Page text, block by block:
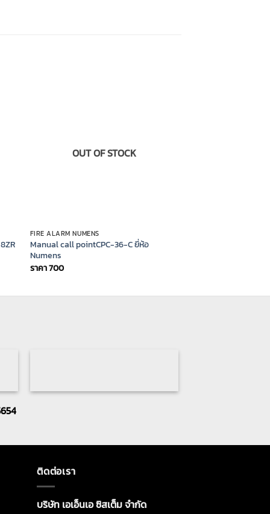
OUT OF STOCK
FIRE ALARM NUMENS
Manual call pointCPC-36-C ยี่ห้อ
Numens
ราคา700
ติดต่อเรา
บริษัท เอเอ็นเอ ซิสเต็ม จำกัด